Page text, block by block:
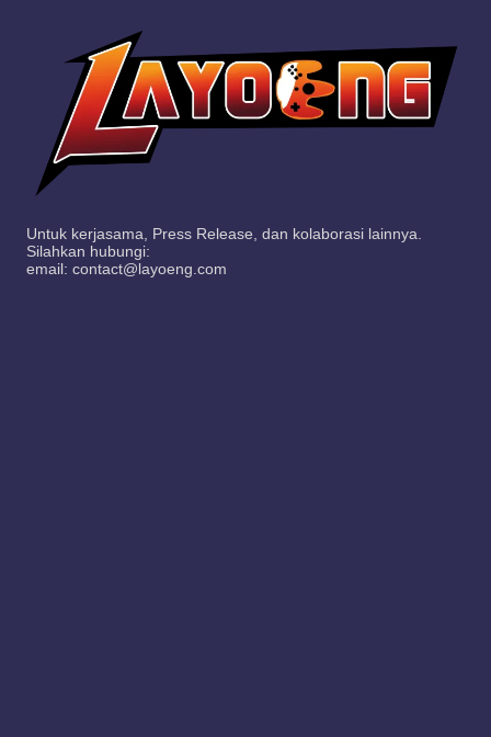
Untuk kerjasama, Press Release, dan kolaborasi lainnya.
Silahkan hubungi:
email: contact@layoeng.com